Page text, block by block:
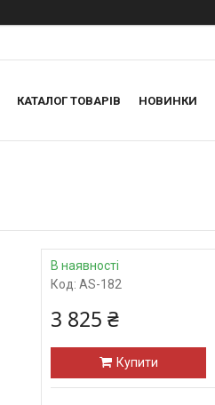
КАТАЛОГ ТОВАРІВ НОВИНКИ
В наявності
Код: AS-182
3 825 ₴
Купити